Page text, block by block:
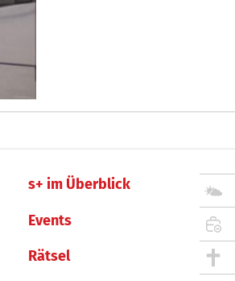
s+ im Überblick
Events
Rätsel